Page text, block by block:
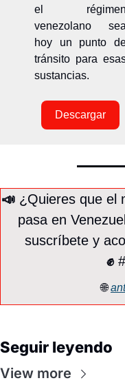
el régimen
venezolano sea
hoy un punto
tránsito para
sustancias.
Descargar
📣 ¿Quieres que el
pasa en
suscríbete y
✊
🌐
Seguir leyendo
View more